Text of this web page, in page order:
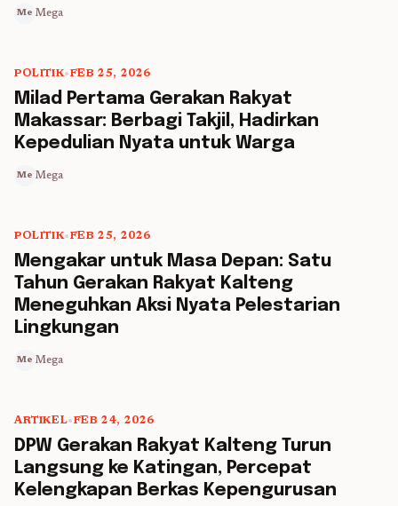
Me Mega
POLITIK•FEB 25, 2026
Milad Pertama Gerakan Rakyat
Makassar: Berbagi Takjil, Hadirkan
Kepedulian Nyata untuk Warga
Me Mega
5 min read
POLITIK•FEB 25, 2026
Mengakar untuk Masa Depan: Satu
Tahun Gerakan Rakyat Kalteng
Meneguhkan Aksi Nyata Pelestarian
Lingkungan
Me Mega
ARTIKEL•FEB 24, 2026
DPW Gerakan Rakyat Kalteng Turun
Langsung ke Katingan, Percepat
Kelengkapan Berkas Kepengurusan